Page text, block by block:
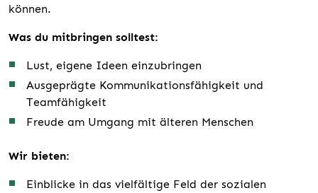
können.
Was du mitbringen solltest:
Lust, eigene Ideen einzubringen
Ausgeprägte Kommunikationsfähigkeit und
Teamfähigkeit
Freude am Umgang mit älteren Menschen
Wir bieten:
Einblicke in das vielfältige Feld der sozialen